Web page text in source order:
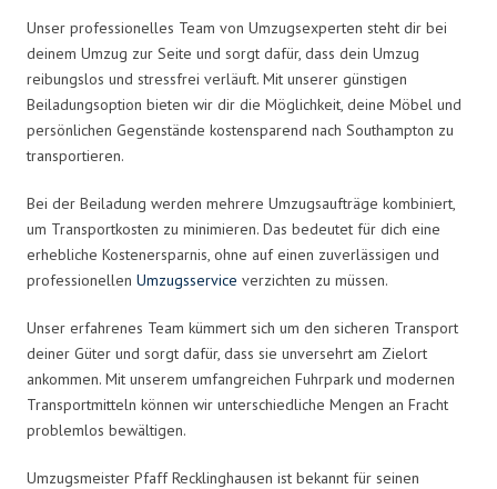
Unser professionelles Team von Umzugsexperten steht dir bei
deinem Umzug zur Seite und sorgt dafür, dass dein Umzug
reibungslos und stressfrei verläuft. Mit unserer günstigen
Beiladungsoption bieten wir dir die Möglichkeit, deine Möbel und
persönlichen Gegenstände kostensparend nach Southampton zu
transportieren.
Bei der Beiladung werden mehrere Umzugsaufträge kombiniert,
um Transportkosten zu minimieren. Das bedeutet für dich eine
erhebliche Kostenersparnis, ohne auf einen zuverlässigen und
professionellen Umzugsservice verzichten zu müssen.
Unser erfahrenes Team kümmert sich um den sicheren Transport
deiner Güter und sorgt dafür, dass sie unversehrt am Zielort
ankommen. Mit unserem umfangreichen Fuhrpark und modernen
Transportmitteln können wir unterschiedliche Mengen an Fracht
problemlos bewältigen.
Umzugsmeister Pfaff Recklinghausen ist bekannt für seinen